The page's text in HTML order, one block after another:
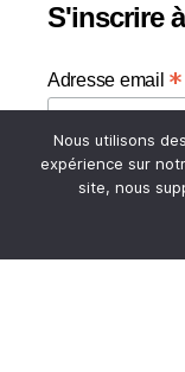
S'inscrire
Adresse email *
Votre adresse
Nous utilisons
expérience sur
site, nous